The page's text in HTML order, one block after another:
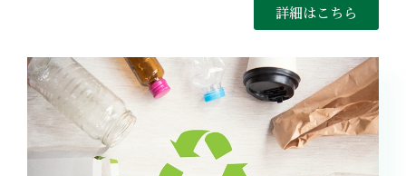
詳細はこちら